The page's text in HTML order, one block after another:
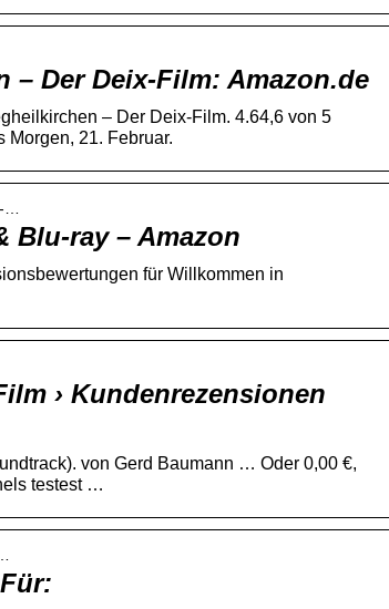
Der Deix-Film: Amazon.de
– Der Deix-Film. 4.64,6 von 5
Morgen, 21. Februar.
Blu-ray – Amazon
für Willkommen in
› Kundenrezensionen
von Gerd Baumann … Oder 0,00 €,
testest …